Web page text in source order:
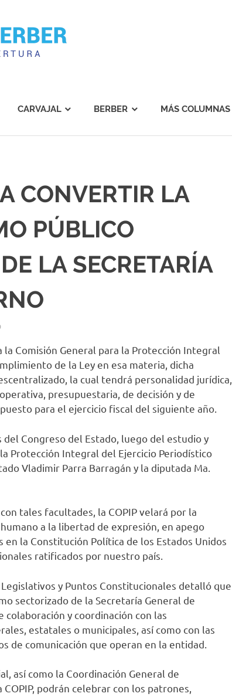
CARVAJAL BERBER MÁS COLUMNAS
CONVERTIR LA
PÚBLICO
LA SECRETARÍA
Comisión General para la Protección Integral
de la Ley en esa materia, dicha
la cual tendrá personalidad jurídica,
presupuestaria, de decisión y de
para el ejercicio fiscal del siguiente año.
Congreso del Estado, luego del estudio y
Protección Integral del Ejercicio Periodístico
Vladimir Parra Barragán y la diputada Ma.
tales facultades, la COPIP velará por la
a la libertad de expresión, en apego
la Constitución Política de los Estados Unidos
ratificados por nuestro país.
y Puntos Constitucionales detalló que
sectorizado de la Secretaría General de
y coordinación con las
estatales o municipales, así como con las
de comunicación que operan en la entidad.
así como la Coordinación General de
podrán celebrar con los patrones,